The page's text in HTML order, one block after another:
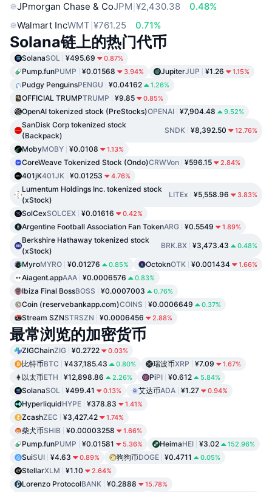
JPmorgan Chase & CoJPM ¥2,430.38
0.48%
Walmart IncWMT ¥761.25 0.71%
Solana链上的热门代币
SolanaSOL ¥495.69 0.87%
Pump.funPUMP ¥0.01568 3.94% JupiterJUP ¥1.26 1.15%
Pudgy PenguinsPENGU ¥0.04162 1.26%
OFFICIAL TRUMPTRUMP ¥9.85 0.85%
OpenAI tokenized stock (PreStocks)OPENAI ¥7,904.48 9.52%
SanDisk Corp tokenized stock
(Backpack)
SNDK ¥8,392.50 12.76%
MobyMOBY ¥0.0108 1.13%
CoreWeave Tokenized Stock (Ondo)CRWVon ¥596.15 2.84%
401jK401JK ¥0.01253 4.76%
Lumentum Holdings Inc. tokenized stock
(xStock)
LITEx ¥5,558.96 3.83%
SolCexSOLCEX ¥0.01616 0.42%
Argentine Football Association Fan TokenARG ¥0.5549 1.89%
Berkshire Hathaway tokenized stock
(xStock)
BRK.BX ¥3,473.43 0.48%
MyroMYRO ¥0.01276 0.85% OctoknOTK ¥0.001434 1.66%
Aiagent.appAAA ¥0.0006576 0.83%
Ibiza Final BossBOSS ¥0.0007003 0.76%
Coin (reservebankapp.com)COINS ¥0.0006649 0.37%
Stream SZNSTRSZN ¥0.0006456 2.88%
最常浏览的加密货币
ZIGChainZIG ¥0.2722 0.03%
比特币BTC ¥437,185.43 0.80% 瑞波币XRP ¥7.09 1.67%
以太币ETH ¥12,898.86 2.26% PiPI ¥0.612 5.84%
SolanaSOL ¥499.41 0.13% 艾达币ADA ¥1.27 0.94%
HyperliquidHYPE ¥378.83 1.41%
ZcashZEC ¥3,427.42 1.74%
柴犬币SHIB ¥0.00003258 1.66%
Pump.funPUMP ¥0.01581 5.36% HeimaHEI ¥3.02 152.96%
SuiSUI ¥4.63 0.89% 狗狗币DOGE ¥0.4711 0.05%
StellarXLM ¥1.10 2.64%
Lorenzo ProtocolBANK ¥0.2888 15.78%